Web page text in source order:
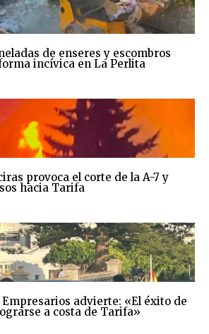
de enseres y escombros
incívica en La Perlita
provoca el corte de la A-7 y
hacia Tarifa
advierte: «El éxito de
a costa de Tarifa»